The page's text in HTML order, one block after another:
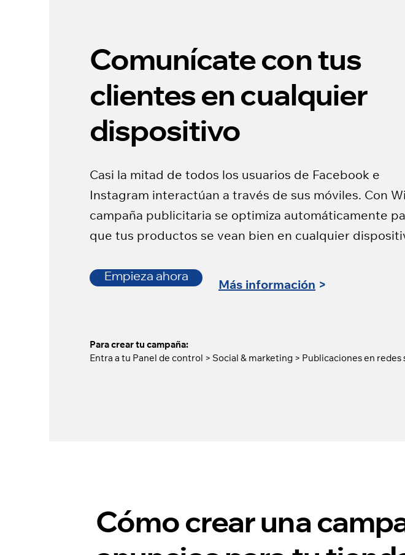
Comunícate con tus
clientes en cualquier
dispositivo
Casi la mitad de todos los usuarios de Facebook e
Instagram interactúan a través de sus móviles. Con
campaña publicitaria se optimiza automáticamente
que tus productos se vean bien en cualquier
Empieza ahora
Más información >
Para crear tu campaña:
Entra a tu Panel de control > Social & marketing > Publicaciones en redes
Cómo crear una